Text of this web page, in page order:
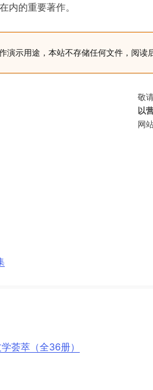
内的重要著作。
演示用途，本站不存储任何文件，阅读
敬
以
网
荟萃（全36册）